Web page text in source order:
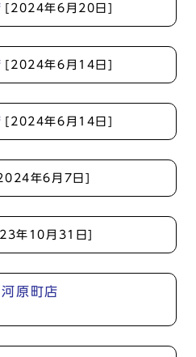
[2024年6月20日]
[2024年6月14日]
[2024年6月14日]
年6月7日]
年10月31日]
原町店